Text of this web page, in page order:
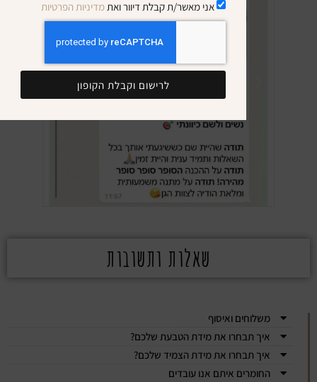
שאלות ותשובות
משלוחים ואיסוף
איך תבחרו את מידת הטבעת שלכם?
איך תבחרו את מידת הצמיד שלכם?
החומרים איתם אנו עובדים
אני מאשר/ת קבלת דיוור ואתמדיניות הפרטיות
לרישום וקבלת הקופון